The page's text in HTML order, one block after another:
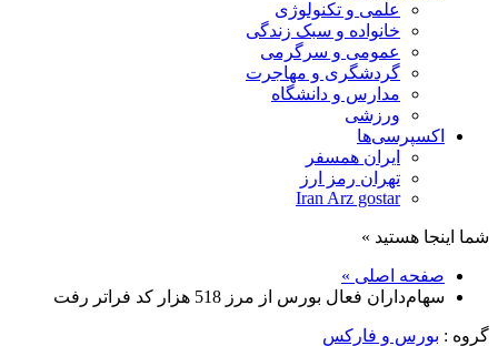
علمی و تکنولوژی
خانواده و سبک زندگی
عمومی و سرگرمی
گردشگری و مهاجرت
مدارس و دانشگاه
ورزشی
اکسپرسی‌ها
ایران همسفر
تهران رمز ارز
Iran Arz gostar
شما اینجا هستید »
صفحه اصلی »
سهام‌داران فعال بورس از مرز 518 هزار کد فراتر رفت
گروه : بورس و فارکس